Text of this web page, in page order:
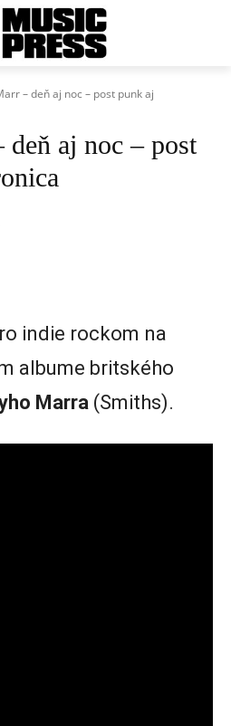
– deň aj noc – post punk aj
aj noc – post
indie rockom na
albume britského
Marra (Smiths).